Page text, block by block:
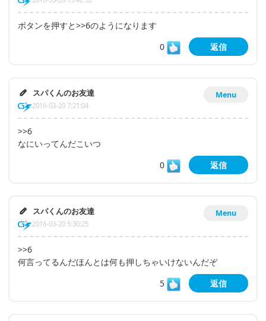
ボタンを押すと>>6のようになります
0
返信
Menu
スパくんのお友達
2016-03-20 7:21:04
>>6
なにいってんだこいつ
0
返信
Menu
スパくんのお友達
2016-03-20 5:30:25
>>6
何言ってるんだほんとは何も押しちゃいけないんだぞ
5
返信